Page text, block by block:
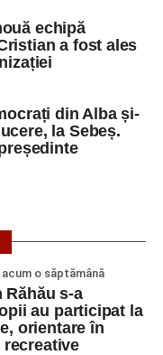
echipă
a fost ales
din Alba și-
la Sebeș.
acum o săptămână
Răhău s-a
au participat la
orientare în